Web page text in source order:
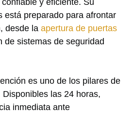
y eficiente. Su
está preparado para afrontar
desde la apertura de puertas
de sistemas de seguridad
es uno de los pilares de
las 24 horas,
inmediata ante